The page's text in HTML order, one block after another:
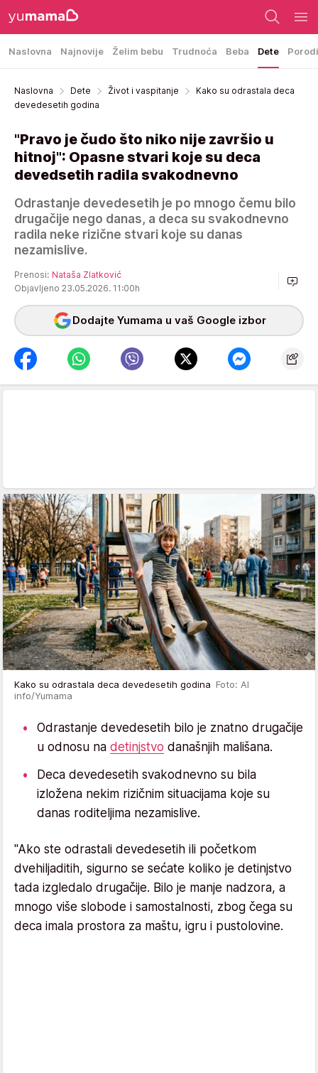
Naslovna Najnovije Želim bebu Trudnoća Beba Dete
Naslovna Dete Život i vaspitanje
Kako su odrastala deca
devedesetih godina
"Pravo je čudo što niko nije završio u
hitnoj": Opasne stvari koje su deca
devedsetih radila svakodnevno
Odrastanje devedesetih je po mnogo čemu bilo
drugačije nego danas, a deca su svakodnevno
radila neke rizične stvari koje su danas
nezamislive.
Prenosi: Nataša Zlatković
Objavljeno 23.05.2026. 11:00h
Dodajte Yumama u vaš Google izbor
Kako su odrastala deca devedesetih godina Foto: AI
info/Yumama
Odrastanje devedesetih bilo je znatno drugačije
u odnosu na detinjstvo današnjih mališana.
Deca devedesetih svakodnevno su bila
izložena nekim rizičnim situacijama koje su
danas roditeljima nezamislive.
"Ako ste odrastali devedesetih ili početkom
dvehiljaditih, sigurno se sećate koliko je detinjstvo
tada izgledalo drugačije. Bilo je manje nadzora, a
mnogo više slobode i samostalnosti, zbog čega su
deca imala prostora za maštu, igru i pustolovine.